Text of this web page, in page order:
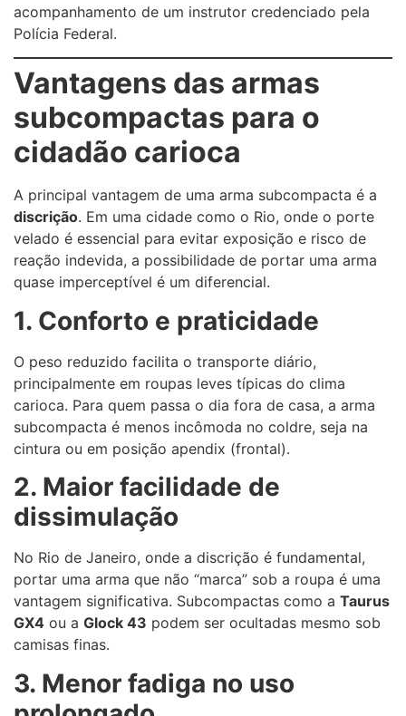
acompanhamento de um instrutor credenciado pela
Polícia Federal.
Vantagens das armas
subcompactas para o
cidadão carioca
A principal vantagem de uma arma subcompacta é a
discrição. Em uma cidade como o Rio, onde o porte
velado é essencial para evitar exposição e risco de
reação indevida, a possibilidade de portar uma arma
quase imperceptível é um diferencial.
1. Conforto e praticidade
O peso reduzido facilita o transporte diário,
principalmente em roupas leves típicas do clima
carioca. Para quem passa o dia fora de casa, a arma
subcompacta é menos incômoda no coldre, seja na
cintura ou em posição apendix (frontal).
2. Maior facilidade de
dissimulação
No Rio de Janeiro, onde a discrição é fundamental,
portar uma arma que não “marca” sob a roupa é uma
vantagem significativa. Subcompactas como a Taurus
GX4 ou a Glock 43 podem ser ocultadas mesmo sob
camisas finas.
3. Menor fadiga no uso